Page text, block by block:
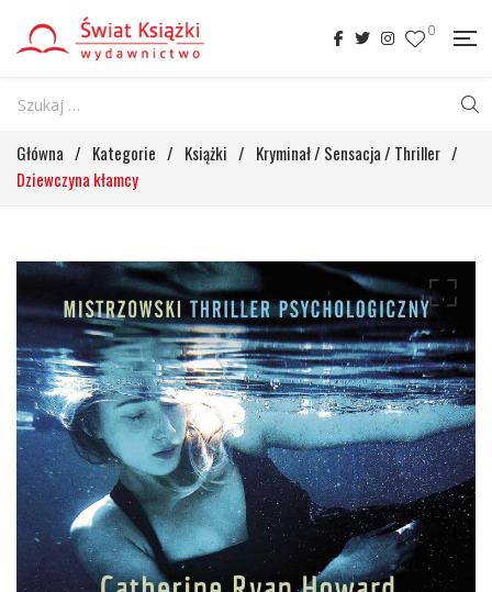
0
Główna / Kategorie / Książki / Kryminał / Sensacja / Thriller /
Dziewczyna kłamcy